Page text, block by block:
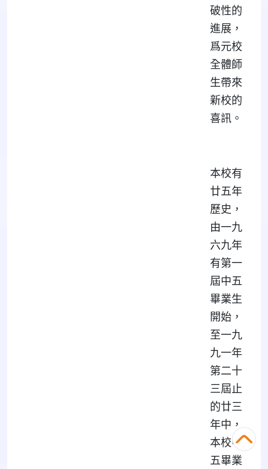
破性的
進展，
爲元校
全體師
生帶來
新校的
喜訊。
本校有
廿五年
歷史，
由一九
六九年
有第一
屆中五
畢業生
開始，
至一九
九一年
第二十
三屆止
的廿三
年中，
本校中
五畢業